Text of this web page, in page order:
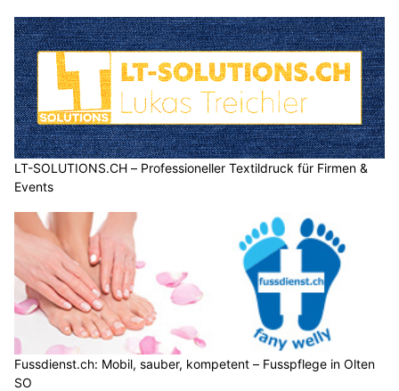
LT-SOLUTIONS.CH – Professioneller Textildruck für Firmen &
Events
Fussdienst.ch: Mobil, sauber, kompetent – Fusspflege in Olten
SO